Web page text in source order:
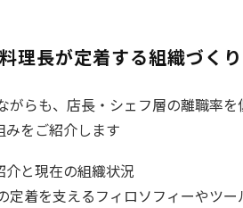
理長が定着する組織づくり
がらも、店長・シェフ層の離職率
みをご紹介します
介と現在の組織状況
定着を支えるフィロソフィーやツー